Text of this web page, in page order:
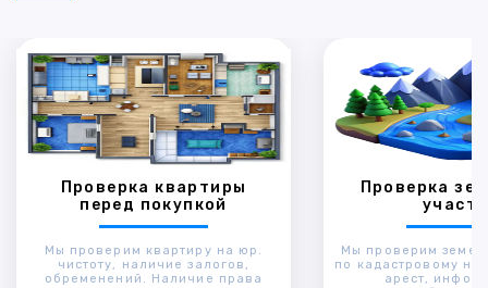
Проверка квартиры
перед покупкой
Мы проверим квартиру на юр.
чистоту, наличие залогов,
обременений. Наличие права
Проверка
Мы проверим
по кадастровому
арест,